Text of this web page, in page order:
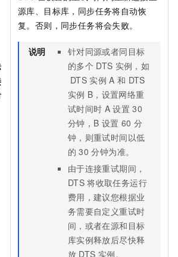
源库、目标库，同步任务将自动恢
复。否则，同步任务将会失败。
说明
针对同源或者同目标
的多个 DTS 实例，如
DTS 实例 A 和 DTS
实例 B，设置网络重
试时间时 A 设置 30
分钟，B 设置 60 分
钟，则重试时间以低
的 30 分钟为准。
由于连接重试期间，
DTS 将收取任务运行
费用，建议您根据业
务需要自定义重试时
间，或者在源和目标
库实例释放后尽快释
放 DTS 实例。